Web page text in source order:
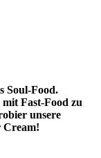
Soul-Food.
mit Fast-Food zu
unsere
Cream!